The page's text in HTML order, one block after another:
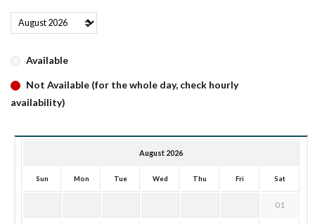
Available
Not Available (for the whole day, check hourly
availability)
August 2026
Sun Mon Tue Wed Thu Fri Sat
01